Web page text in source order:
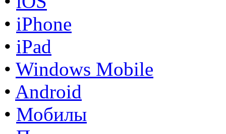
• iPhone
• iPad
• Windows Mobile
• Android
• Мобилы